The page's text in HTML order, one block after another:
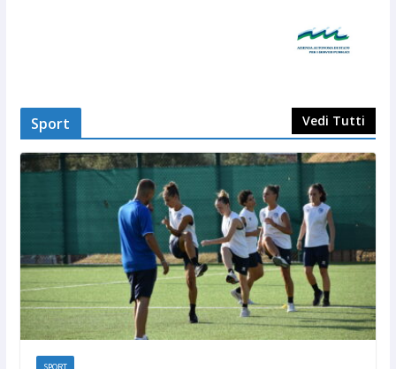
Sport Vedi Tutti